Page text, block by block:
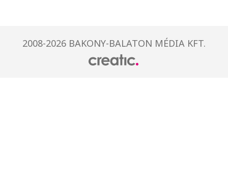
2008-2026 BAKONY-BALATON MÉDIA KFT.